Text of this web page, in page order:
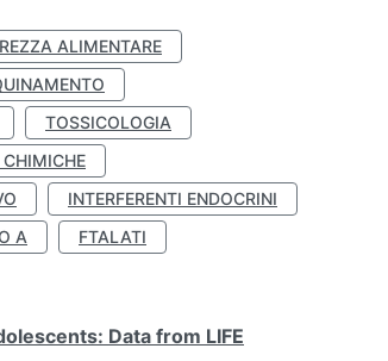
ALIMENTARE
TOSSICOLOGIA
INTERFERENTI ENDOCRINI
A
FTALATI
Data from LIFE